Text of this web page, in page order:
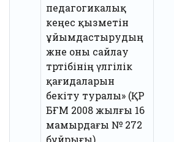
педагогикалық
кеңес қызметін
ұйымдастырудың
және оны сайлау
тәртібінің үлгілік
қағидаларын
бекіту туралы» (ҚР
БҒМ 2008 жылғы 16
мамырдағы № 272
бұйрығы)